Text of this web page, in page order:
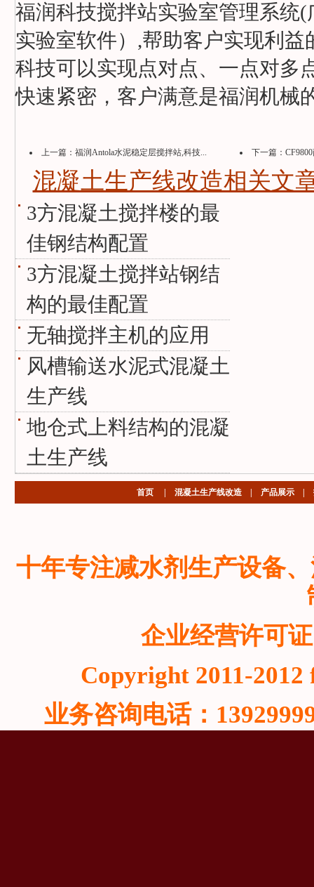
福润科技搅拌站实验室管理系统
实验室软件）,帮助客户实现利
科技可以实现点对点、一点对多
快速紧密，客户满意是福润机械
上一篇： 福润Antola水泥稳定层搅拌站,科技... 下一篇：
混凝土生产线改造相关文
3方混凝土搅拌楼的最
佳钢结构配置
3方混凝土搅拌站钢结
构的最佳配置
无轴搅拌主机的应用
风槽输送水泥式混凝土
生产线
地仓式上料结构的混凝
土生产线
首页 混凝土生产线改造 产品展示
十年专注减水剂生产设备
企业经营许可
Copyright 2011-
业务咨询电话：